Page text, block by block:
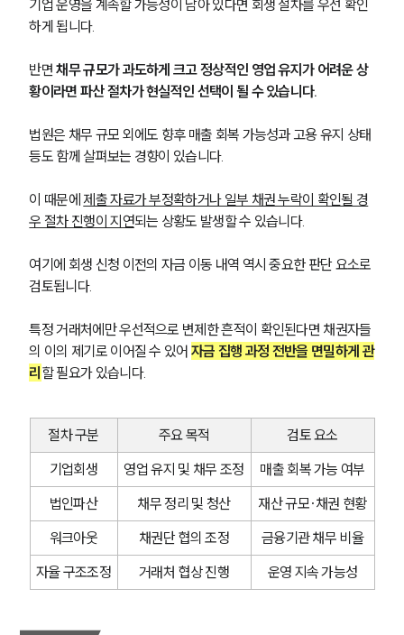
그룹소개
그룹소개
대륜의 강점
기업 운영을 계속할 가능성이 남아 있다면 회생 절차를 우선 확인
하게 됩니다.
반면 채무 규모가 과도하게 크고 정상적인 영업 유지가 어려운 상
황이라면 파산 절차가 현실적인 선택이 될 수 있습니다.
법원은 채무 규모 외에도 향후 매출 회복 가능성과 고용 유지 상태
등도 함께 살펴보는 경향이 있습니다.
이 때문에 제출 자료가 부정확하거나 일부 채권 누락이 확인될 경
우 절차 진행이 지연되는 상황도 발생할 수 있습니다.
여기에 회생 신청 이전의 자금 이동 내역 역시 중요한 판단 요소로
검토됩니다.
특정 거래처에만 우선적으로 변제한 흔적이 확인된다면 채권자들
의 이의 제기로 이어질 수 있어 자금 집행 과정 전반을 면밀하게 관
리할 필요가 있습니다.
절차 구분 주요 목적
검토 요소
기업회생
영업 유지 및 채무 조정
매출 회복 가능 여부
법인파산
채무 정리 및 청산
재산 규모·채권 현황
워크아웃
채권단 협의 조정
금융기관 채무 비율
자율 구조조정
거래처 협상 진행 운영 지속 가능성